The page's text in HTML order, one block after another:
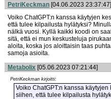
PetriKeckman [04.06.2023 23:37:47]
Voiko ChatGPT:n kanssa käytyjen
että tulee kilpailusta hylätyksi?
nälkä vuosi. Kyllä kaikki koodi on
sitä, että ei mun keskusteluja
aloita, koska jos aloittaisin taas
samoja asioita.
Metabolix [05.06.2023 07:21:44]
PetriKeckman kirjoitti:
Voiko ChatGPT:n kanssa
siihen, että tulee kilpailusta